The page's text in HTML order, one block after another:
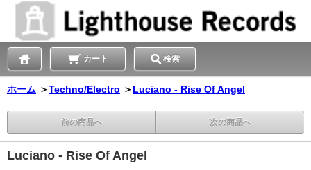
カート 検索
ホーム ＞Techno/Electro ＞ Luciano - Rise Of Angel
前の商品へ 次の商品へ
Luciano - Rise Of Angel